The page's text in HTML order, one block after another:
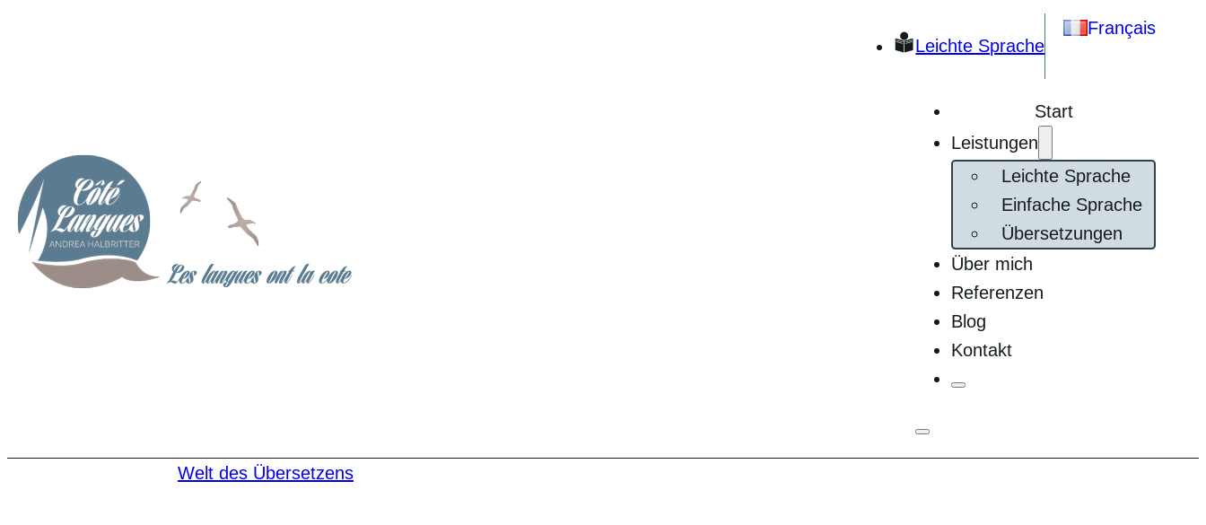
Leichte Sprache
Français
Start
Leistungen
Leichte Sprache
Einfache Sprache
Übersetzungen
Über mich
Referenzen
Blog
Kontakt
Welt des Übersetzens